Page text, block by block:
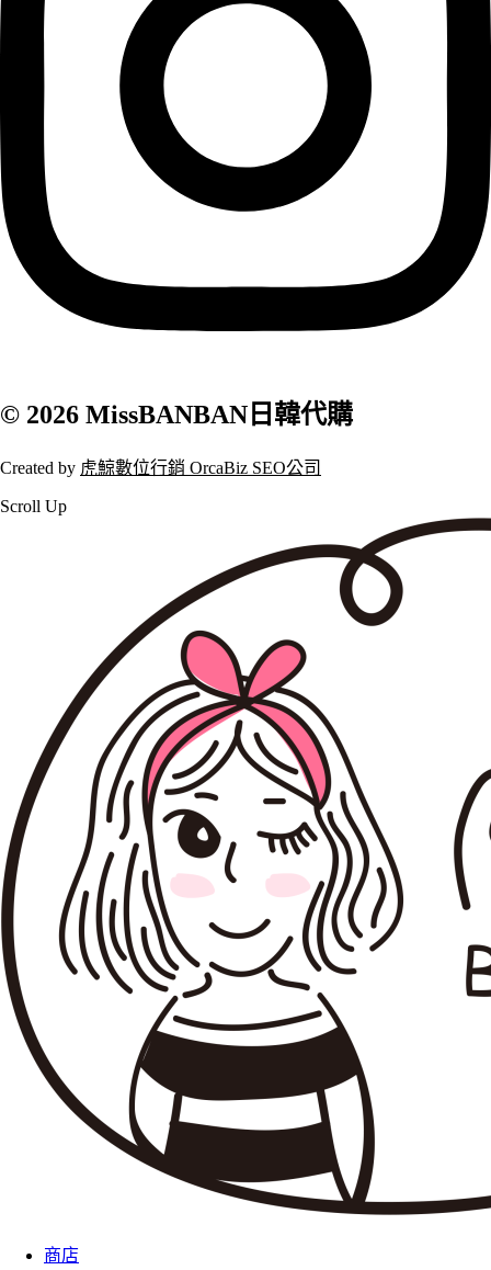
© 2026 MissBANBAN日韓代購
Created by 虎鯨數位行銷 OrcaBiz SEO公司
Scroll Up
商店